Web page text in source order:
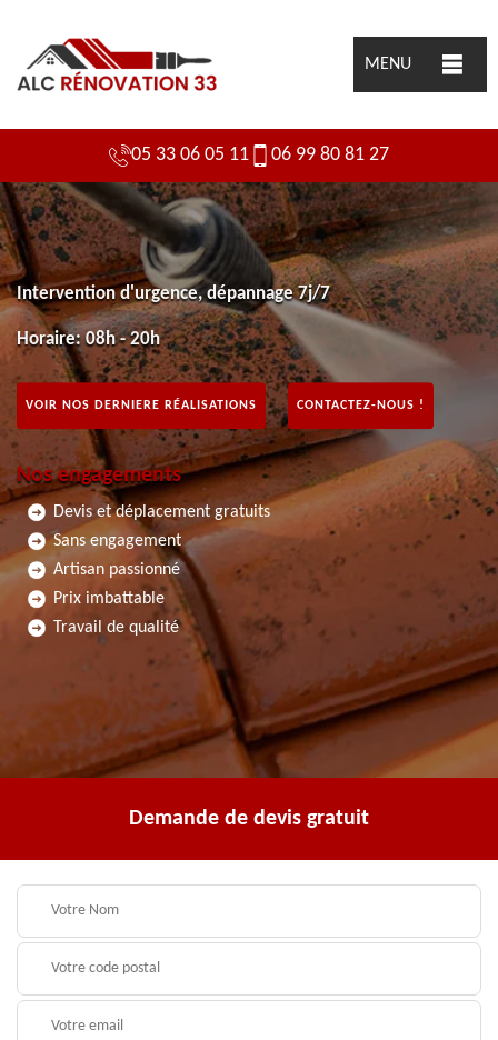
MENU
05 33 06 05 11 06 99 80 81 27
Intervention d'urgence, dépannage 7j/7
Horaire: 08h - 20h
VOIR NOS DERNIERE RÉALISATIONS CONTACTEZ-NOUS !
Nos engagements
Devis et déplacement gratuits
Sans engagement
Artisan passionné
Prix imbattable
Travail de qualité
Demande de devis gratuit